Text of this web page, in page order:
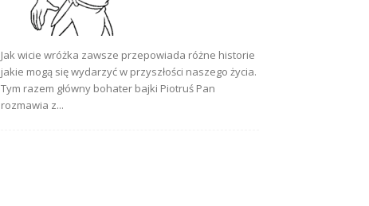
Jak wicie wróżka zawsze przepowiada różne historie
jakie mogą się wydarzyć w przyszłości naszego życia.
Tym razem główny bohater bajki Piotruś Pan
rozmawia z...